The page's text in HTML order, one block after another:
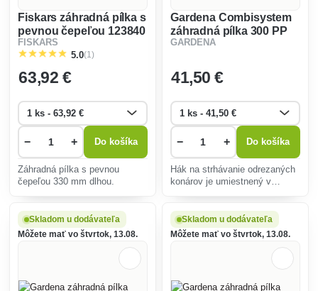
Fiskars záhradná pílka s
pevnou čepeľou 123840
FISKARS
5.0(1)
63,92 €
− + Do košíka
Záhradná pílka s pevnou
čepeľou 330 mm dlhou.
Gardena Combisystem
záhradná pílka 300 PP
zahnutá 8738-20
GARDENA
41,50 €
− + Do košíka
Hák na strhávanie odrezaných
konárov je umiestnený v
dostupnej vzdialenosti.
Skladom u dodávateľa
Môžete mať vo štvrtok, 13.08.
Skladom u dodávateľa
Môžete mať vo štvrtok, 13.08.